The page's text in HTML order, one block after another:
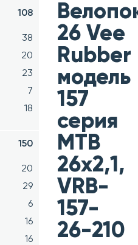
108
38
20
23
7
18
150
20
29
6
16
16
26 Vee
Rubber
модель
157
серия
MTB
26x2,1,
VRB-
157-
26-210